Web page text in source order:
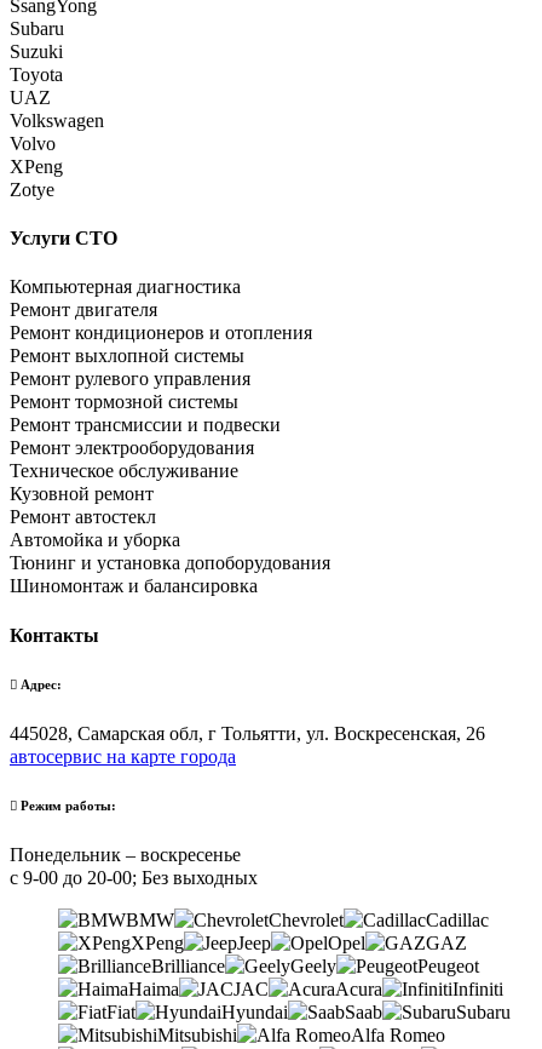
SsangYong
Subaru
Suzuki
Toyota
UAZ
Volkswagen
Volvo
XPeng
Zotye
Услуги СТО
Компьютерная диагностика
Ремонт двигателя
Ремонт кондиционеров и отопления
Ремонт выхлопной системы
Ремонт рулевого управления
Ремонт тормозной системы
Ремонт трансмиссии и подвески
Ремонт электрооборудования
Техническое обслуживание
Кузовной ремонт
Ремонт автостекл
Автомойка и уборка
Тюнинг и установка допоборудования
Шиномонтаж и балансировка
Контакты
Адрес:
445028, Самарская обл, г Тольятти, ул. Воскресенская, 26
автосервис на карте города
Режим работы:
Понедельник – воскресенье
с 9-00 до 20-00; Без выходных
BMW Chevrolet
Cadillac
XPeng
Jeep Opel
GAZ
Brilliance
Geely
Peugeot
Haima
JAC Acura
Infiniti
Fiat
Hyundai Saab
Subaru
Mitsubishi
Alfa Romeo